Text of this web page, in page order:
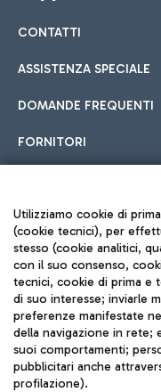
Cucina Internazionale
Fast Food
Hotel in aeroporto
Scegli l'alloggio più
all'aeroporto.
Car sharing
Con il Car Sharing è
Treno
Raggiungi
tramite i servizi
CONTATTI
ASSISTENZA SPECIALE
DOMANDE FREQUENTI
FORNITORI
Seguici sui
Utilizziamo cookie di
(cookie tecnici), per
stesso (cookie analitici,
con il suo consenso,
tecnici, cookie di prima e
di suo interesse; inviarle
preferenze manifestate
della navigazione in rete;
suoi comportamenti;
pubblicitari anche
profilazione).